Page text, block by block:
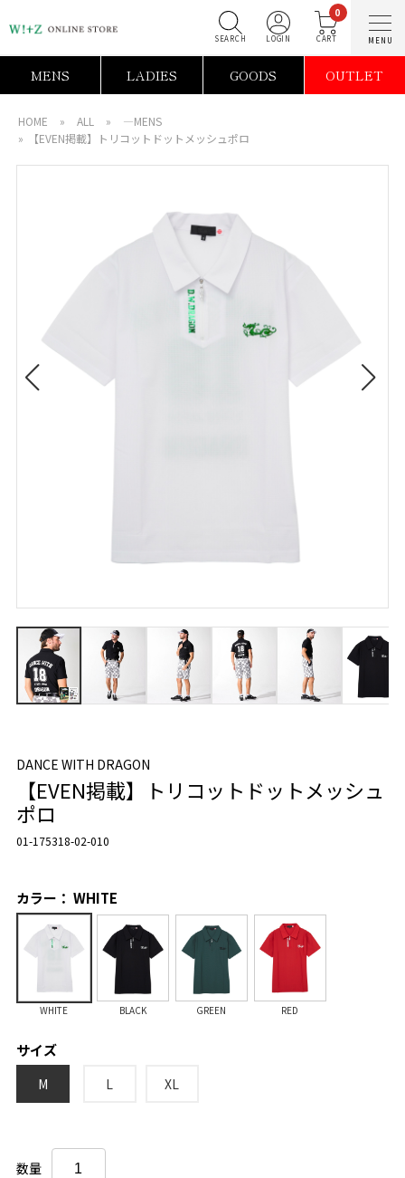
0
MENS LADIES GOODS OUTLET
HOME » ALL »
―MENS
»
【EVEN掲載】トリコットドットメッシュポロ
DANCE WITH DRAGON
【EVEN掲載】トリコットドットメッシュ
ポロ
01-175318-02-010
カラー： WHITE
WHITE BLACK GREEN RED
サイズ
M L XL
数量